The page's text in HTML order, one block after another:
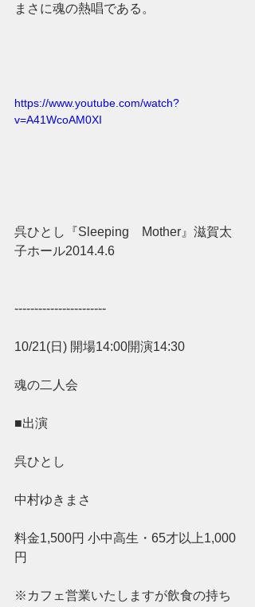
まさに魂の熱唱である。
https://www.youtube.com/watch?
v=A41WcoAM0XI
呉ひとし『Sleeping　Mother』滋賀太
子ホール2014.4.6
-----------------------
10/21(日) 開場14:00開演14:30
魂の二人会
■出演
呉ひとし
中村ゆきまさ
料金1,500円 小中高生・65才以上1,000
円
※カフェ営業いたしますが飲食の持ち